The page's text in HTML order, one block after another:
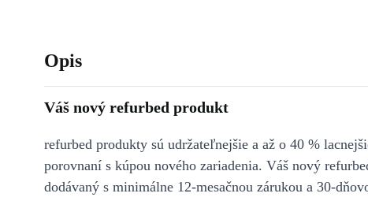
Opis
Váš nový refurbed produkt
refurbed produkty sú udržateľnejšie a až o 40 %
porovnaní s kúpou nového zariadenia. Váš nový
dodávaný s minimálne 12-mesačnou zárukou a 30-